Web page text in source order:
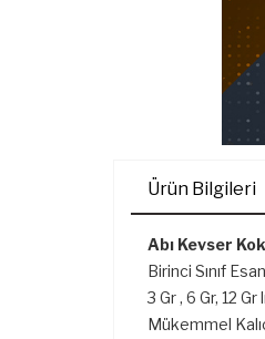
Ürün Bilgileri
Abı Kevser
Birinci Sınıf
3 Gr , 6 Gr, 12
Mükemmel